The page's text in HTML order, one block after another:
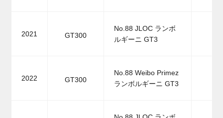
2021 GT300
No.88 JLOC ランボ
ルギーニ GT3
2022 GT300
No.88 Weibo Primez
ランボルギーニ GT3